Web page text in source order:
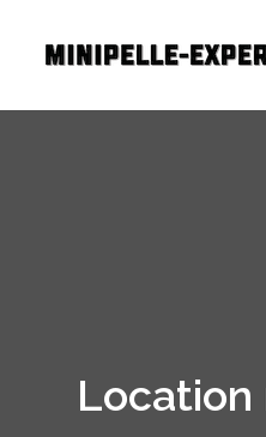
contenu
Mini Pelle Experts